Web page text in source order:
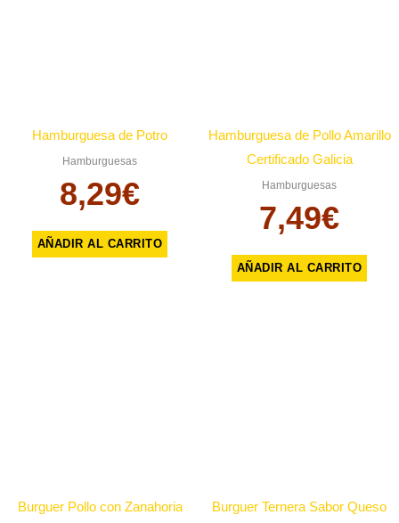
Hamburguesa de Potro
Hamburguesas
8,29€
AÑADIR AL CARRITO
Hamburguesa de Pollo Amarillo
Certificado Galicia
Hamburguesas
7,49€
AÑADIR AL CARRITO
Burguer Pollo con Zanahoria Burguer Ternera Sabor Queso